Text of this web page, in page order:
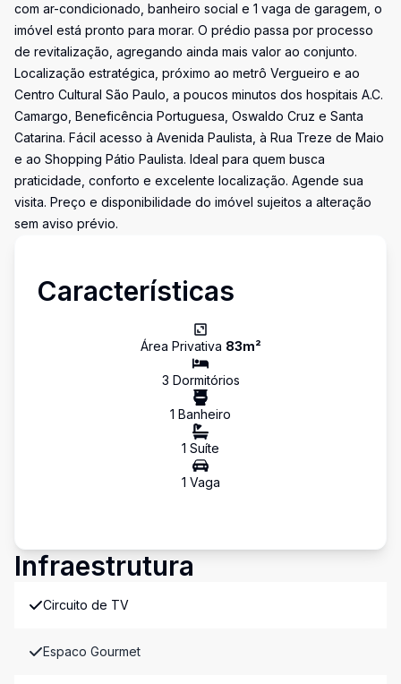
com ar-condicionado, banheiro social e 1 vaga de garagem, o
imóvel está pronto para morar. O prédio passa por processo
de revitalização, agregando ainda mais valor ao conjunto.
Localização estratégica, próximo ao metrô Vergueiro e ao
Centro Cultural São Paulo, a poucos minutos dos hospitais A.C.
Camargo, Beneficência Portuguesa, Oswaldo Cruz e Santa
Catarina. Fácil acesso à Avenida Paulista, à Rua Treze de Maio
e ao Shopping Pátio Paulista. Ideal para quem busca
praticidade, conforto e excelente localização. Agende sua
visita. Preço e disponibilidade do imóvel sujeitos a alteração
sem aviso prévio.
Características
Área Privativa 83m²
3 Dormitórios
1 Banheiro
1 Suíte
1 Vaga
Infraestrutura
Circuito de TV
Espaco Gourmet